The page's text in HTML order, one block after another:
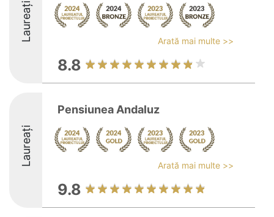
Laureați Arată mai multe >>
8.8
Laureați
Pensiunea Andaluz
Arată mai multe >>
9.8